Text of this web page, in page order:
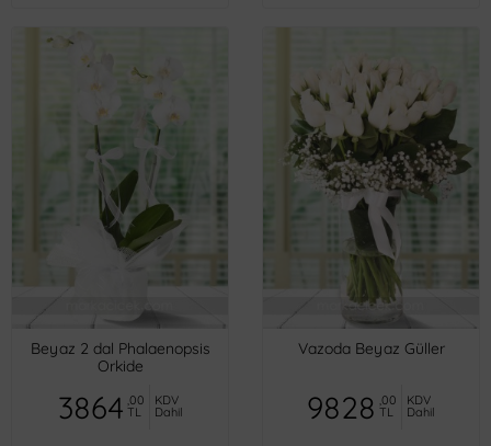
Beyaz 2 dal Phalaenopsis
Orkide
3864 ,00
TL
KDV
Dahil
Vazoda Beyaz Güller
9828 ,00
TL
KDV
Dahil